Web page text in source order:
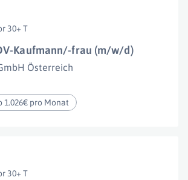
30+ T
Kaufmann/-frau (m/w/d)
Österreich
1.026€ pro Monat
30+ T